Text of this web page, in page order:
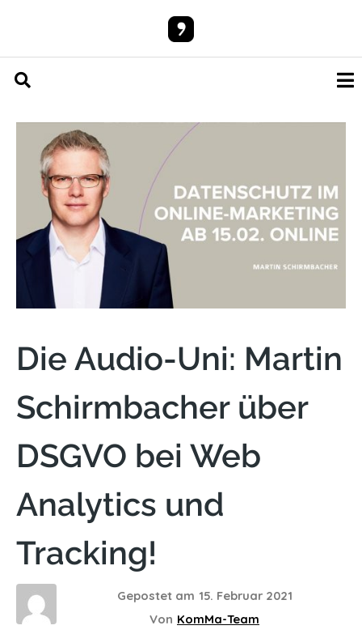
Gepostet am 15. Februar 2021
Von KomMa-Team
Die Audio-Uni: Martin
Schirmbacher über
DSGVO bei Web
Analytics und
Tracking!